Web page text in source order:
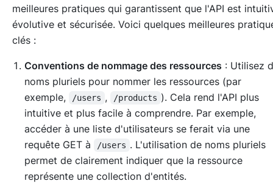
meilleures pratiques qui garantissent que l'API est
évolutive et sécurisée. Voici quelques meilleures
clés :
Conventions de nommage des ressources : Utilisez
noms pluriels pour nommer les ressources (par
exemple,
/users , /products ). Cela rend l'API plus
intuitive et plus facile à comprendre. Par exemple,
accéder à une liste d'utilisateurs se ferait via une
requête GET à
/users . L'utilisation de noms pluriels
permet de clairement indiquer que la ressource
représente une collection d'entités.